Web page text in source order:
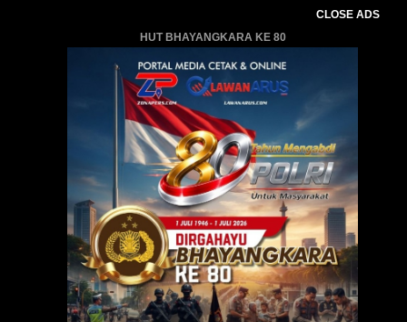
CLOSE ADS
HUT BHAYANGKARA KE 80